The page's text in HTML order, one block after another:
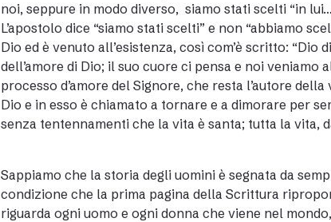
noi, seppure in modo diverso, siamo stati scelti “in
L’apostolo dice “siamo stati scelti” e non “abbiamo
Dio ed è venuto all’esistenza, così com’è scritto: “Dio
dell’amore di Dio; il suo cuore ci pensa e noi veniamo
processo d’amore del Signore, che resta l’autore
Dio e in esso è chiamato a tornare e a dimorare per
senza tentennamenti che la vita è santa; tutta la vita,
Sappiamo che la storia degli uomini è segnata da
condizione che la prima pagina della Scrittura
riguarda ogni uomo e ogni donna che viene nel